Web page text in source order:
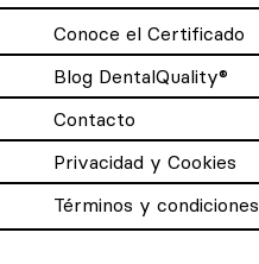
Conoce el Certificado
Blog DentalQuality®
Contacto
Privacidad y Cookies
Términos y condiciones